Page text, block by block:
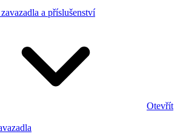
a příslušenství
Otevřít